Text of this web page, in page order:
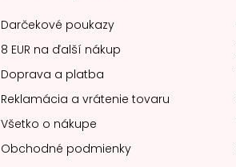
Darčekové poukazy
8 EUR na ďalší nákup
Doprava a platba
Reklamácia a vrátenie tovaru
Všetko o nákupe
Obchodné podmienky